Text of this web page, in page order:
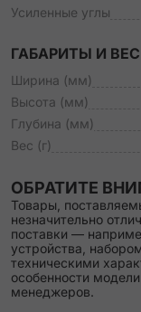
Усиленные углы
ГАБАРИТЫ И ВЕС
Ширина (мм)
Высота (мм)
Глубина (мм)
Вес (г)
ОБРАТИТЕ
Товары,
незначительно
поставки —
устройства,
техническими
особенности
менеджеров.